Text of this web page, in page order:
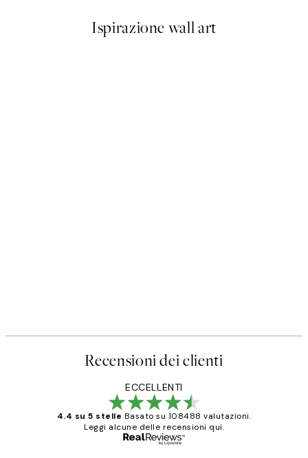
Ispirazione wall art
Recensioni dei clienti
ECCELLENTI
4.4 su 5 stelle Basato su 108488 valutazioni.
Leggi alcune delle recensioni qui.